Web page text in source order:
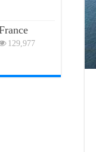
129,977